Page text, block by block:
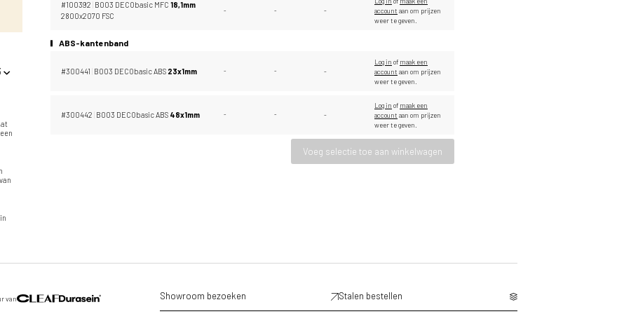
#100392 B003 DECObasic MFC 18,1mm
2800x2070 FSC
- - -
account aan om prijzen
weer te geven.
ABS-kantenband
#300441 B003 DECObasic ABS 23x1mm - - -
Log in of maak een
account aan om prijzen
weer te geven.
#300442 B003 DECObasic ABS 48x1mm - - -
Log in of maak een
account aan om prijzen
weer te geven.
Voeg selectie toe aan winkelwagen
van Showroom bezoeken Stalen bestellen